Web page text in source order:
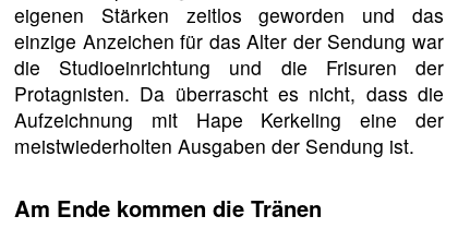
eigenen Stärken zeitlos geworden und das
einzige Anzeichen für das Alter der Sendung war
die Studioeinrichtung und die Frisuren der
Protagnisten. Da überrascht es nicht, dass die
Aufzeichnung mit Hape Kerkeling eine der
meistwiederholten Ausgaben der Sendung ist.
Am Ende kommen die Tränen